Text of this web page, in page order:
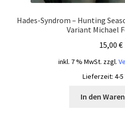
Hades-Syndrom – Hunting
Variant Michael
15,00 €
inkl. 7 % MwSt. zzgl.
Lieferzeit: 4-5
In den